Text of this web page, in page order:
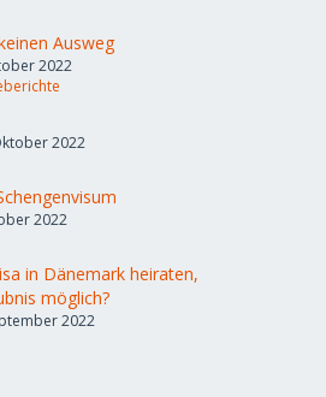
Ausweg
2022
2022
2022
in Dänemark heiraten,
möglich?
2022